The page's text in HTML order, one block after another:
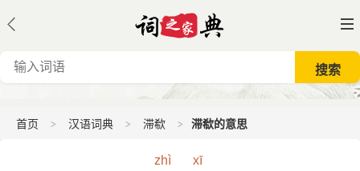
首页 汉语词典 滞欷 滞欷的意思
zhì xī